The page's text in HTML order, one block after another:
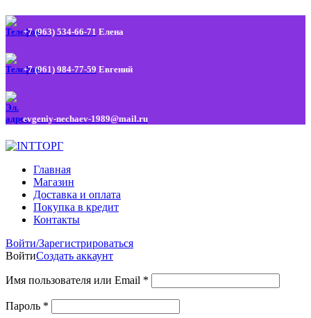
+7 (963) 534-66-71 Елена
+7 (961) 984-77-59 Евгений
evgeniy-nechaev-1989@mail.ru
Главная
Магазин
Доставка и оплата
Покупка в кредит
Контакты
Войти/Зарегистрироваться
ВойтиСоздать аккаунт
Имя пользователя или Email *
Пароль *